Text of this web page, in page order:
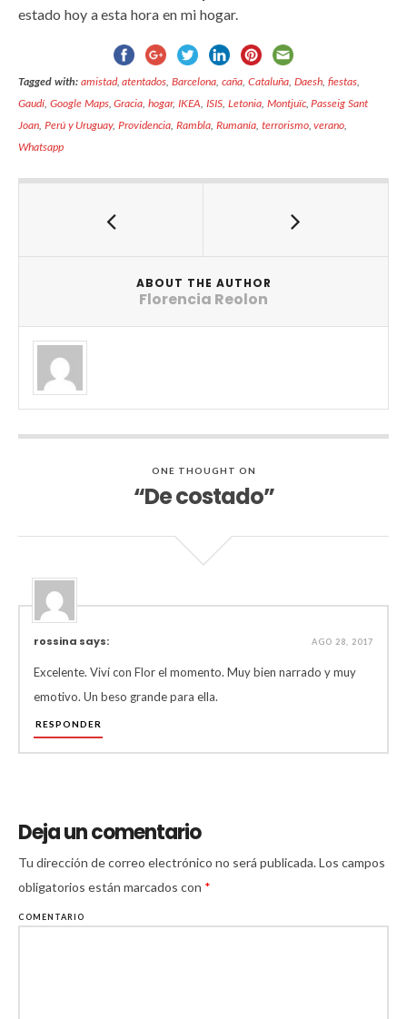
estado hoy a esta hora en mi hogar.
Tagged with: amistad,atentados ,Barcelona ,caña Cataluña, Daesh, fiestas,
Gaudí, Google Maps,Gracia ,hogar, IKEA ISIS, Letonia, Montjuïc,Passeig Sant
Joan Perú y Uruguay,Providencia ,Rambla Rumanía, terrorismo,verano
Whatsapp
ABOUT THE AUTHOR
Florencia Reolon
ONE THOUGHT ON
“De costado”
rossina says: AGO 28, 2017
Excelente. Viví con Flor el momento. Muy bien narrado y muy
emotivo. Un beso grande para ella.
RESPONDER
Deja un comentario
Tu dirección de correo electrónico no será publicada.Los campos
obligatorios están marcados con *
COMENTARIO